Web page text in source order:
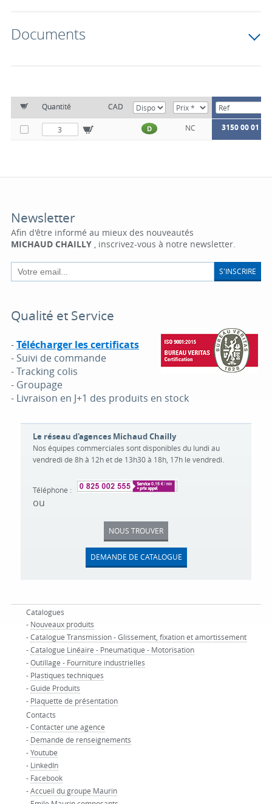
Documents
Quantité CAD
D NC 3150 00 01
Newsletter
Afin d'être informé au mieux des nouveautés
MICHAUD CHAILLY, inscrivez-vous à notre newsletter.
S'INSCRIRE
Qualité et Service
-Télécharger les certificats
- Suivi de commande
- Tracking colis
- Groupage
- Livraison en J+1 des produits en stock
Le réseau d'agences Michaud Chailly
Nos équipes commerciales sont disponibles du lundi au
vendredi de 8h à 12h et de 13h30 à 18h, 17h le vendredi.
Téléphone :
ou
NOUS TROUVER
DEMANDE DE CATALOGUE
Catalogues
- Nouveaux produits
-Catalogue Transmission - Glissement, fixation et amortissement
-Catalogue Linéaire - Pneumatique - Motorisation
-Outillage - Fourniture industrielles
- Plastiques techniques
-Guide Produits
- Plaquette de présentation
Contacts
-Contacter une agence
- Demande de renseignements
-Youtube
- LinkedIn
- Facebook
-Accueil du groupe Maurin